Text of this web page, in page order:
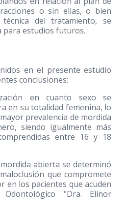
o sin ellas, o bien
del tratamiento, se
para estudios futuros.
en el presente estudio
conclusiones:
en cuanto sexo se
en su totalidad femenina, lo
prevalencia de mordida
siendo igualmente más
entre 16 y 18
abierta se determinó
que compromete
en los pacientes que acuden
"Dra. Elinor